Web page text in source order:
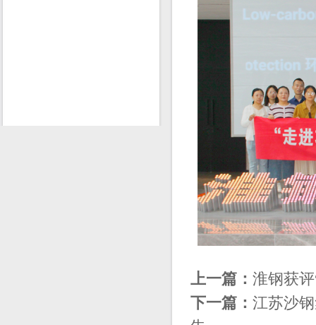
上一篇： 淮钢获
下一篇： 江苏沙